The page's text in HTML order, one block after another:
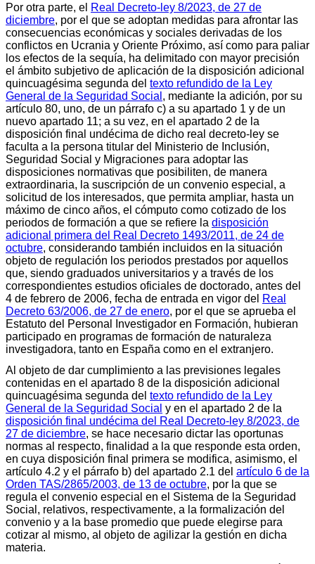
Por otra parte, el Real Decreto-ley 8/2023, de 27 de
diciembre, por el que se adoptan medidas para afrontar las
consecuencias económicas y sociales derivadas de los
conflictos en Ucrania y Oriente Próximo, así como para paliar
los efectos de la sequía, ha delimitado con mayor precisión
el ámbito subjetivo de aplicación de la disposición adicional
quincuagésima segunda del texto refundido de la Ley
General de la Seguridad Social , mediante la adición, por su
artículo 80, uno, de un párrafo c) a su apartado 1 y de un
nuevo apartado 11; a su vez, en el apartado 2 de la
disposición final undécima de dicho real decreto-ley se
faculta a la persona titular del Ministerio de Inclusión,
Seguridad Social y Migraciones para adoptar las
disposiciones normativas que posibiliten, de manera
extraordinaria, la suscripción de un convenio especial, a
solicitud de los interesados, que permita ampliar, hasta un
máximo de cinco años, el cómputo como cotizado de los
periodos de formación a que se refiere la disposición
adicional primera del Real Decreto 1493/2011, de 24 de
octubre, considerando también incluidos en la situación
objeto de regulación los periodos prestados por aquellos
que, siendo graduados universitarios y a través de los
correspondientes estudios oficiales de doctorado, antes del
4 de febrero de 2006, fecha de entrada en vigor del Real
Decreto 63/2006, de 27 de enero, por el que se aprueba el
Estatuto del Personal Investigador en Formación, hubieran
participado en programas de formación de naturaleza
investigadora, tanto en España como en el extranjero.
Al objeto de dar cumplimiento a las previsiones legales
contenidas en el apartado 8 de la disposición adicional
quincuagésima segunda del texto refundido de la Ley
General de la Seguridad Social y en el apartado 2 de la
disposición final undécima del Real Decreto-ley 8/2023, de
27 de diciembre, se hace necesario dictar las oportunas
normas al respecto, finalidad a la que responde esta orden,
en cuya disposición final primera se modifica, asimismo, el
artículo 4.2 y el párrafo b) del apartado 2.1 del artículo 6 de la
Orden TAS/2865/2003, de 13 de octubre, por la que se
regula el convenio especial en el Sistema de la Seguridad
Social, relativos, respectivamente, a la formalización del
convenio y a la base promedio que puede elegirse para
cotizar al mismo, al objeto de agilizar la gestión en dicha
materia.